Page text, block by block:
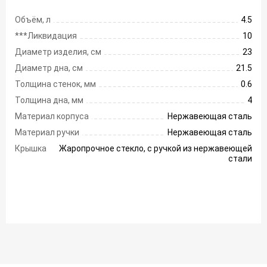
Объём, л
4.5
***Ликвидация
10
Диаметр изделия, см
23
Диаметр дна, см
21.5
Толщина стенок, мм
0.6
Толщина дна, мм
4
Материал корпуса
Нержавеющая сталь
Материал ручки
Нержавеющая сталь
Крышка
Жаропрочное стекло, с ручкой из нержавеющей
стали